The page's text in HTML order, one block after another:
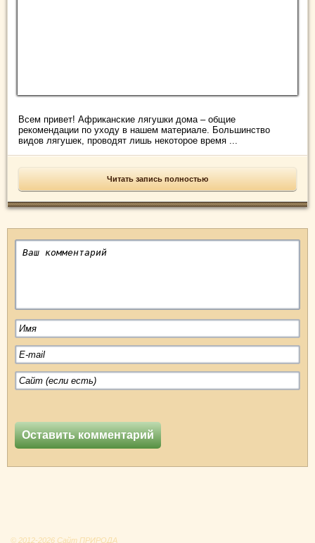
Всем привет! Африканские лягушки дома – общие
рекомендации по уходу в нашем материале. Большинство
видов лягушек, проводят лишь некоторое время ...
Читать запись полностью
© 2012-2026 Сайт ПРИРОДА